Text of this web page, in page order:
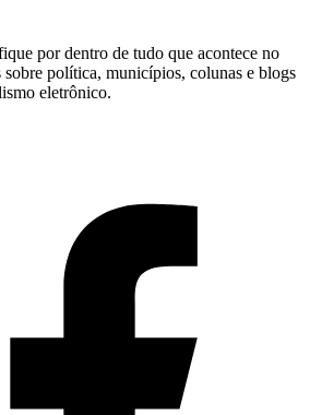
por dentro de tudo que acontece no
política, municípios, colunas e blogs
eletrônico.